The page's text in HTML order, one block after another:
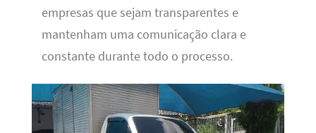
empresas que sejam transparentes e
mantenham uma comunicação clara e
constante durante todo o processo.